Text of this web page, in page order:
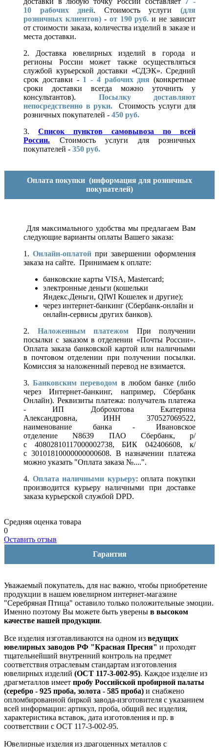
10 рабочих дней. Стоимость услуги(для
розничных клиентов)- от 190 руб. и не зависит
от стоимости заказа, количества изделий в заказе и
места доставки.
2. Доставка ювелирных изделий в города и
регионы России может также осуществляться
службой курьерской доставки «СДЭК». Средний
срок доставки - 1 - 4 рабочих дня (конкретные
сроки доставки всегда можно уточнить у
консультантов). Посылку доставляют
непосредственно в руки.
Стоимость услуги для
розничных покупателей - 450 руб.
3. Список пунктов самовывоза по всей
России.
Стоимость услуги для розничных
покупателей - 350 руб.
Оплата покупки (информация для розничных
покупателей)
Для максимального удобства мы предлагаем Вам
следующие варианты оплаты Вашего заказа:
1. Онлайн-оплатой при завершении оформления
заказа на сайте. Принимаем к оплате:
банковские карты VISA, Mastercard;
электронные деньги (кошельки
Яндекс.Деньги, QIWI Кошелек и другие);
через интернет-банкинг (Сбербанк-онлайн и
онлайн-сервисы других банков).
2. Наложенным платежом При получении
посылки с заказом в отделении «Почты России».
Оплата заказа банковской картой или наличными
в почтовом отделении при получении посылки.
Комиссия за наложенный перевод не взимается.
3.Банковским переводом в любом банке (либо
через Интернет-банкинг, например, Сбербанк
Онлайн). Реквизиты платежа: получатель платежа
- ИП Доброхотова Екатерина
Александровна, ИНН 370527069522,
наименование банка - Ивановское
отделение N8639 ПАО Сбербанк, р/
с 40802810117000002738, БИК 042406608, к/
с 30101810000000000608. В назначении платежа
можно указать "Оплата заказа №....".
4. Оплата наличными курьеру: оплата покупки
производится курьеру наличными при доставке
заказа курьерской службой DPD.
Средняя оценка товара
0
Оставить отзыв
Гарантия
Уважаемый покупатель, для нас важно, чтобы приобретение
продукции в нашем ювелирном интернет-магазине
"Серебряная Птица" оставило только положительные эмоции.
Именно поэтому Вы можете быть уверены в высоком
качестве нашей продукции.
Все изделия изготавливаются на одном из ведущих
ювелирных заводов РФ "Красная Пресня" и проходят
тщательнейший внутренний контроль на предмет
соответствия отраслевым стандартам изготовления
ювелирных изделий (ОСТ 117-3-002-95). Каждое изделие из
драгметаллов имеет пробу Российской пробирной палаты
(серебро - 925 проба, золота - 585 проба) и снабжено
опломбированной биркой завода-изготовителя с указанием
всей информации: артикул, проба, общий вес изделия,
характеристика вставок, дата изготовления и пр. в
соответствии с ОСТ 117-3-002-95.
Ювелирные изделия из драгоценных металлов с